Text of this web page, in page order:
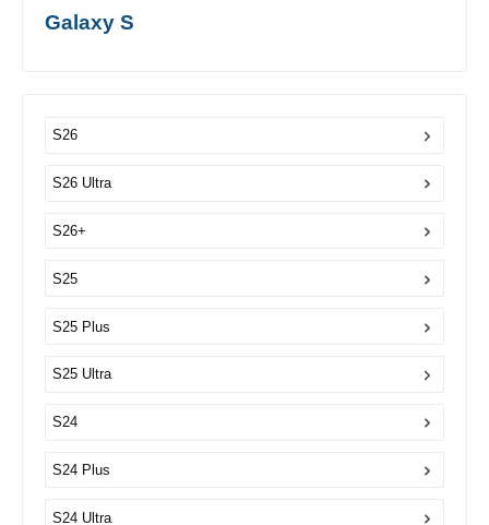
Galaxy S
S26
S26 Ultra
S26+
S25
S25 Plus
S25 Ultra
S24
S24 Plus
S24 Ultra